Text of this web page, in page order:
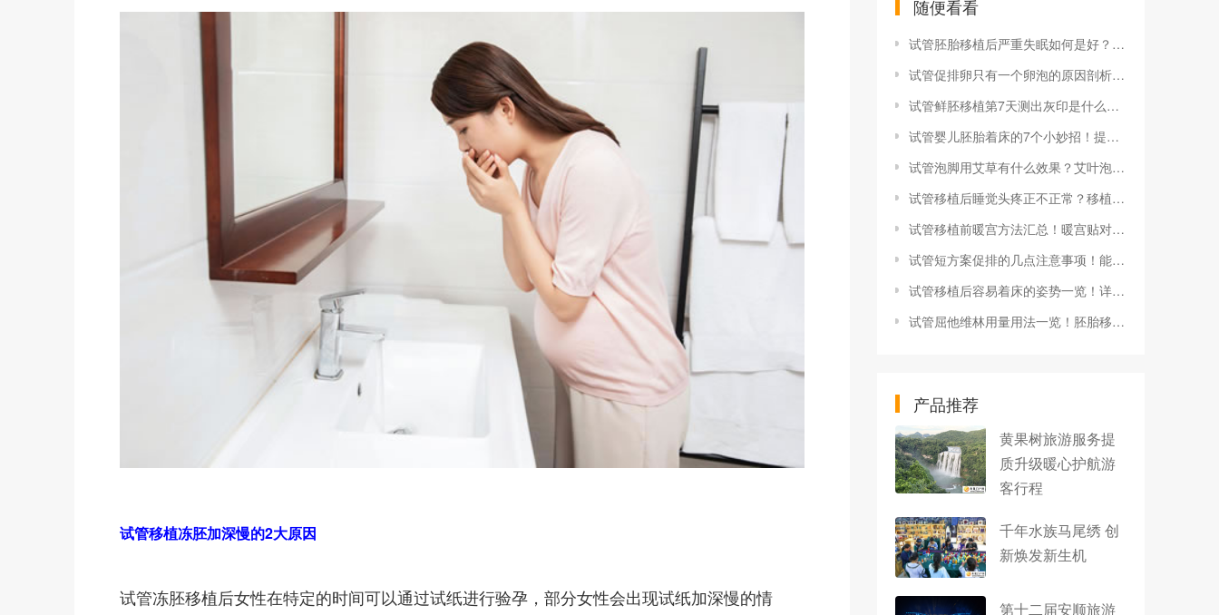
试管移植冻胚加深慢的2大原因
试管冻胚移植后女性在特定的时间可以通过试纸进行验孕，部分女性会出现试纸加深慢的情
随便看看
试管胚胎移植后严重失眠如何是好？移植后失眠影响胚胎着床吗
试管促排卵只有一个卵泡的原因剖析！只有一个卵泡怎么办？
试管鲜胚移植第7天测出灰印是什么原因？或是胚胎成功着床征兆
试管婴儿胚胎着床的7个小妙招！提升试管胚胎着床率怎么吃
试管泡脚用艾草有什么效果？艾叶泡脚能助力试管一次成功吗
试管移植后睡觉头疼正不正常？移植后睡觉头疼什么原因
试管移植前暖宫方法汇总！暖宫贴对胚胎着床有没有影响
试管短方案促排的几点注意事项！能够提升助孕成功率，建议收藏
试管移植后容易着床的姿势一览！详细介绍试管移植后的最佳睡姿
试管屈他维林用量用法一览！胚胎移植后屈他维林怎么吃
产品推荐
黄果树旅游服务提
质升级暖心护航游
客行程
千年水族马尾绣 创
新焕发新生机
第十二届安顺旅游